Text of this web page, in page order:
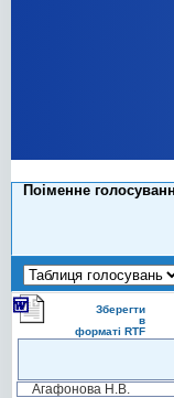
Поіменне
Зберегти
в
форматі RTF
Агафонова Н.В.